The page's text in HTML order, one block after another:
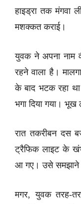
हाइड्रा तक
मशक्कत कराई।
युवक ने अपना नाम
रहने वाला है।
के बाद भटक रहा
भगा दिया गया। भूख
रात तकरीबन दस
ट्रैफिक लाइट के
आ गए। उसे समझाने
मगर, युवक तरह-